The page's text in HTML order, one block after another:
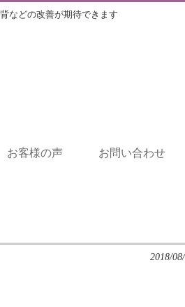
などの改善が期待できます
お客様の声 お問い合わせ
2018/